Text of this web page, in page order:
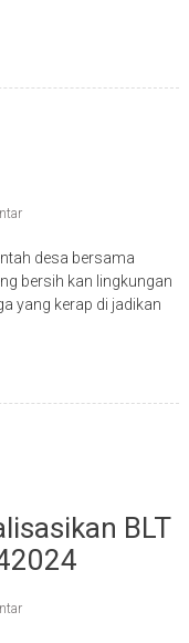
desa bersama
bersih kan lingkungan
yang kerap di jadikan
BLT